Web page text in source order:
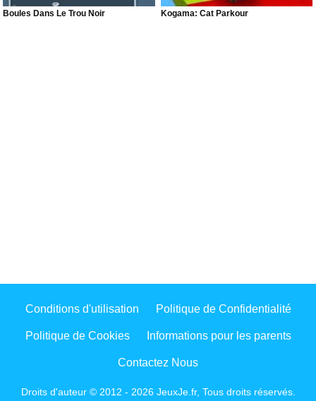
Boules Dans Le Trou Noir Kogama: Cat Parkour
Conditions d'utilisation Politique de Confidentialité
Politique de Cookies Informations pour les parents
Contactez Nous
Droits d'auteur © 2012 - 2026 JeuxJe.fr, Tous droits réservés.